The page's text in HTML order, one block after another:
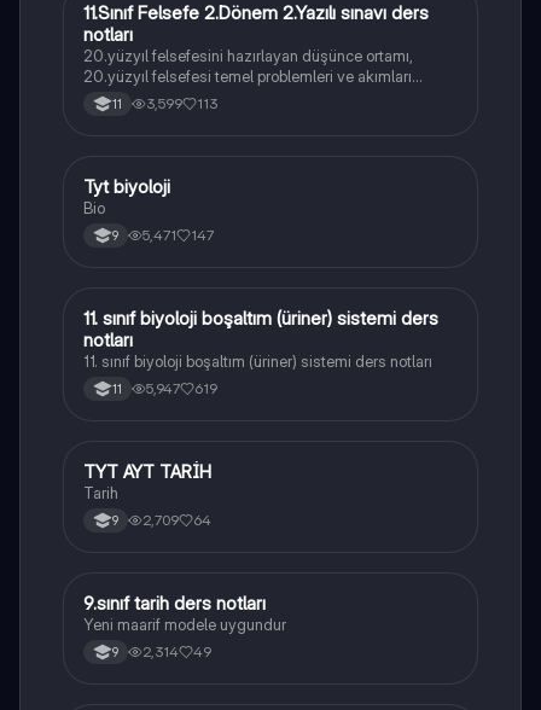
Felsefe
11.Sınıf Felsefe 2.Dönem 2.Yazılı sınavı ders
notları
20.yüzyıl felsefesini hazırlayan düşünce ortamı,
20.yüzyıl felsefesi temel problemleri ve akımları
konularını içermektedir
11 3,599 113
Biyoloji
Tyt biyoloji
Bio
9 5,471 147
Biyoloji
11. sınıf biyoloji boşaltım (üriner) sistemi ders
notları
11. sınıf biyoloji boşaltım (üriner) sistemi ders notları
11 5,947 619
Tarih
TYT AYT TARİH
Tarih
9 2,709 64
Tarih
9.sınıf tarih ders notları
Yeni maarif modele uygundur
9 2,314 49